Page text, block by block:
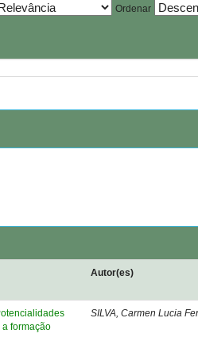
Ordenar
Autor(es)
formação
SILVA, Carmen Lucia